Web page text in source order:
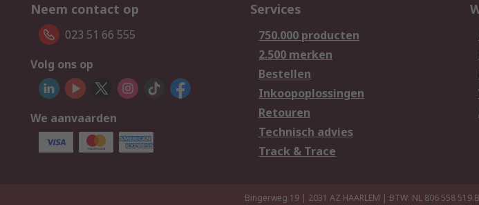
Neem contact op
023 51 66 555
Volg ons op
We aanvaarden
Services
750.000 producten
2.500 merken
Bestellen
Inkoopoplossingen
Retouren
Technisch advies
Track & Trace
Bingerweg 19 | 2031 AZ HAARLEM | BTW: NL 806 558